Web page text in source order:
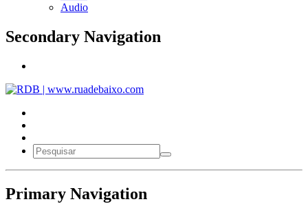
Audio
Secondary Navigation
Primary Navigation